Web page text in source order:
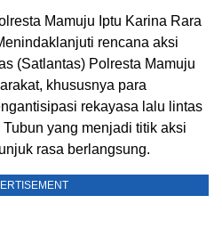
Mamuju Iptu Karina Rara
rencana aksi
(Satlantas) Polresta Mamuju
khususnya para
rekayasa lalu lintas
yang menjadi titik aksi
rasa berlangsung.